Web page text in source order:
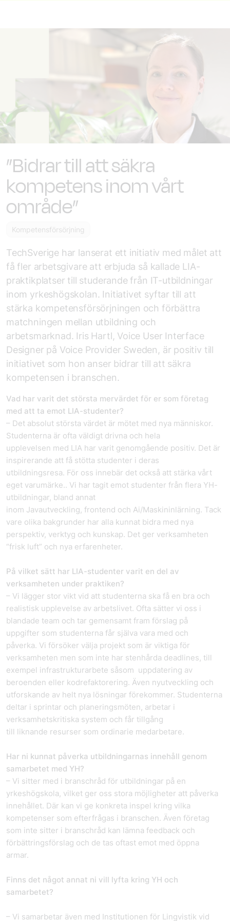
”Bidrar till att säkra
kompetens inom vårt
område”
Kompetensförsörjning
TechSverige har lanserat ett initiativ med målet att
få fler arbetsgivare att erbjuda så kallade LIA-
praktikplatser till studerande från IT-utbildningar
inom yrkeshögskolan. Initiativet syftar till att
stärka kompetensförsörjningen och förbättra
matchningen mellan utbildning och
arbetsmarknad. Iris Hartl, Voice User Interface
Designer på Voice Provider Sweden, är positiv till
initiativet som hon anser bidrar till att säkra
kompetensen i branschen.
Vad har varit det största mervärdet för er som företag
med att ta emot LIA-studenter?
– Det absolut största värdet är mötet med nya människor.
Studenterna är ofta väldigt drivna och hela
upplevelsen med LIA har varit genomgående positiv. Det är
inspirerande att få stötta studenter i deras
utbildningsresa. För oss innebär det också att stärka vårt
eget varumärke.. Vi har tagit emot studenter från flera YH-
utbildningar, bland annat
inom Javautveckling, frontend och Ai/Maskininlärning. Tack
vare olika bakgrunder har alla kunnat bidra med nya
perspektiv, verktyg och kunskap. Det ger verksamheten
“frisk luft” och nya erfarenheter.
På vilket sätt har LIA-studenter varit en del av
verksamheten under praktiken?
– Vi lägger stor vikt vid att studenterna ska få en bra och
realistisk upplevelse av arbetslivet. Ofta sätter vi oss i
blandade team och tar gemensamt fram förslag på
uppgifter som studenterna får själva vara med och
påverka. Vi försöker välja projekt som är viktiga för
verksamheten men som inte har stenhårda deadlines, till
exempel infrastrukturarbete såsom uppdatering av
beroenden eller kodrefaktorering. Även nyutveckling och
utforskande av helt nya lösningar förekommer. Studenterna
deltar i sprintar och planeringsmöten, arbetar i
verksamhetskritiska system och får tillgång
till liknande resurser som ordinarie medarbetare.
Har ni kunnat påverka utbildningarnas innehåll genom
samarbetet med YH?
– Vi sitter med i branschråd för utbildningar på en
yrkeshögskola, vilket ger oss stora möjligheter att påverka
innehållet. Där kan vi ge konkreta inspel kring vilka
kompetenser som efterfrågas i branschen. Även företag
som inte sitter i branschråd kan lämna feedback och
förbättringsförslag och de tas oftast emot med öppna
armar.
Finns det något annat ni vill lyfta kring YH och
samarbetet?
– Vi samarbetar även med Institutionen för Lingvistik vid